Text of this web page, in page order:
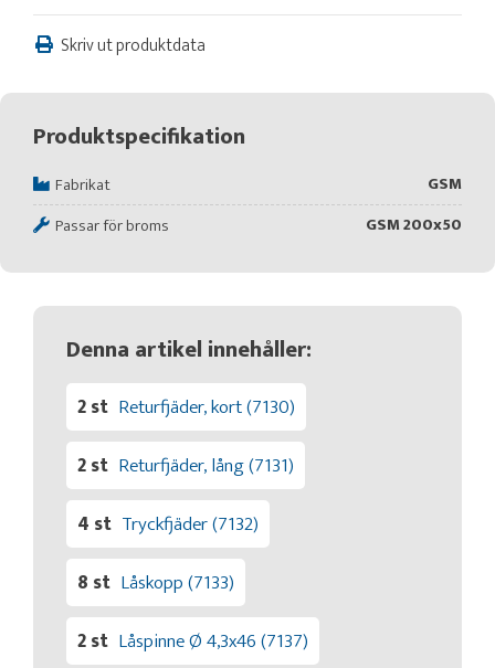
Skriv ut produktdata
Produktspecifikation
Fabrikat
GSM
Passar för broms
GSM 200x50
Denna artikel innehåller:
2 st Returfjäder, kort (7130)
2 st Returfjäder, lång (7131)
4 st Tryckfjäder (7132)
8 st Låskopp (7133)
2 st Låspinne Ø 4,3x46 (7137)